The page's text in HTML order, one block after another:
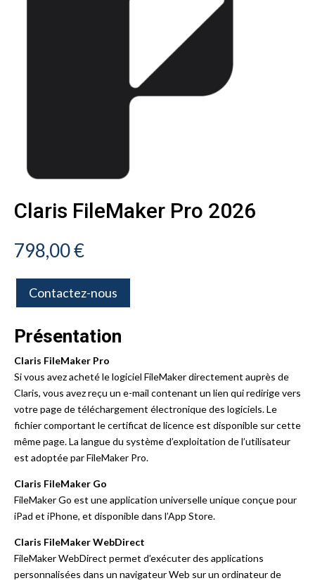
Claris FileMaker Pro 2026
798,00€
Contactez-nous
Présentation
Claris FileMaker Pro
Si vous avez acheté le logiciel FileMaker directement auprès de
Claris, vous avez reçu un e-mail contenant un lien qui redirige vers
votre page de téléchargement électronique des logiciels. Le
fichier comportant le certificat de licence est disponible sur cette
même page. La langue du système d’exploitation de l’utilisateur
est adoptée par FileMaker Pro.
Claris FileMaker Go
FileMaker Go est une application universelle unique conçue pour
iPad et iPhone, et disponible dans l’App Store.
Claris FileMaker WebDirect
FileMaker WebDirect permet d’exécuter des applications
personnalisées dans un navigateur Web sur un ordinateur de